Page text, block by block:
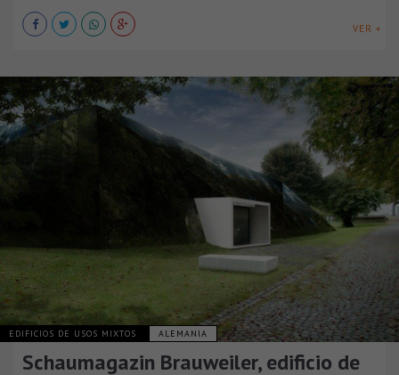
VER +
EDIFICIOS DE USOS MIXTOS ALEMANIA
Schaumagazin Brauweiler, edificio de